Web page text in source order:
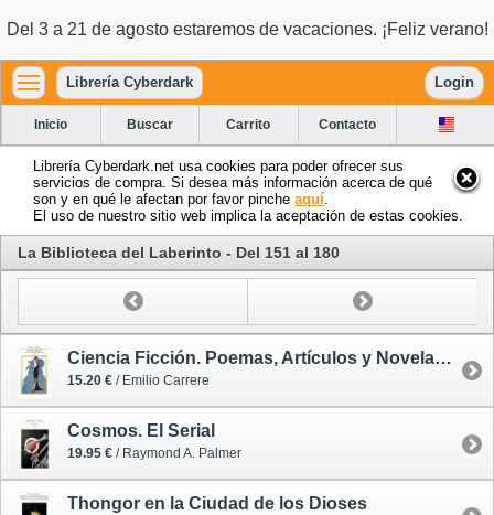
Del 3 a 21 de agosto estaremos de vacaciones. ¡Feliz verano!
Librería Cyberdark Login
Inicio Buscar Carrito Contacto
Librería Cyberdark.net usa cookies para poder ofrecer sus
servicios de compra. Si desea más información acerca de qué
son y en qué le afectan por favor pinche aquí
El uso de nuestro sitio web implica la aceptación de estas cookies.
La Biblioteca del Laberinto - Del 151 al 180
Ciencia Ficción. Poemas, Artículos y Novelas Cortas
15.20 € / Emilio Carrere
Cosmos. El Serial
19.95 € / Raymond A. Palmer
Thongor en la Ciudad de los Dioses